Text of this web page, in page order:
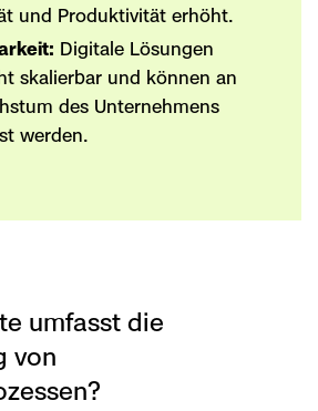
und Produktivität erhöht.
Digitale Lösungen
skalierbar und können an
des Unternehmens
werden.
umfasst die
von